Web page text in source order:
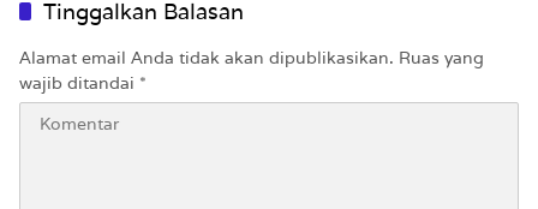
Tinggalkan Balasan
Alamat email Anda tidak akan dipublikasikan. Ruas yang
wajib ditandai *